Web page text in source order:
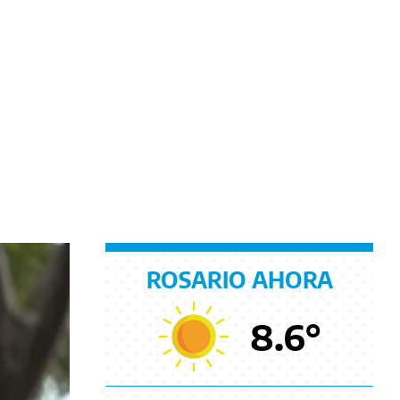
ROSARIO AHORA
8.6°